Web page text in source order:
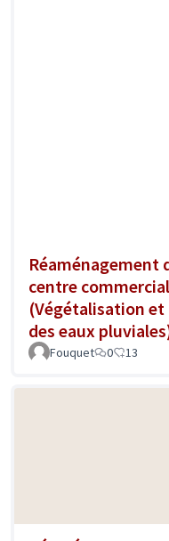
Réaménagement
centre
(Végétalisation
des eaux
Fouquet 0 13